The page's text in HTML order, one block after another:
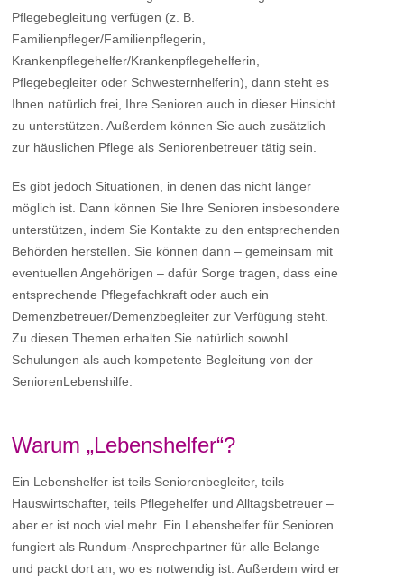
Pflegebegleitung verfügen (z. B.
Familienpfleger/Familienpflegerin,
Krankenpflegehelfer/Krankenpflegehelferin,
Pflegebegleiter oder Schwesternhelferin), dann steht es
Ihnen natürlich frei, Ihre Senioren auch in dieser Hinsicht
zu unterstützen. Außerdem können Sie auch zusätzlich
zur häuslichen Pflege als Seniorenbetreuer tätig sein.
Es gibt jedoch Situationen, in denen das nicht länger
möglich ist. Dann können Sie Ihre Senioren insbesondere
unterstützen, indem Sie Kontakte zu den entsprechenden
Behörden herstellen. Sie können dann – gemeinsam mit
eventuellen Angehörigen – dafür Sorge tragen, dass eine
entsprechende Pflegefachkraft oder auch ein
Demenzbetreuer/Demenzbegleiter zur Verfügung steht.
Zu diesen Themen erhalten Sie natürlich sowohl
Schulungen als auch kompetente Begleitung von der
SeniorenLebenshilfe.
Warum „Lebenshelfer“?
Ein Lebenshelfer ist teils Seniorenbegleiter, teils
Hauswirtschafter, teils Pflegehelfer und Alltagsbetreuer –
aber er ist noch viel mehr. Ein Lebenshelfer für Senioren
fungiert als Rundum-Ansprechpartner für alle Belange
und packt dort an, wo es notwendig ist. Außerdem wird er